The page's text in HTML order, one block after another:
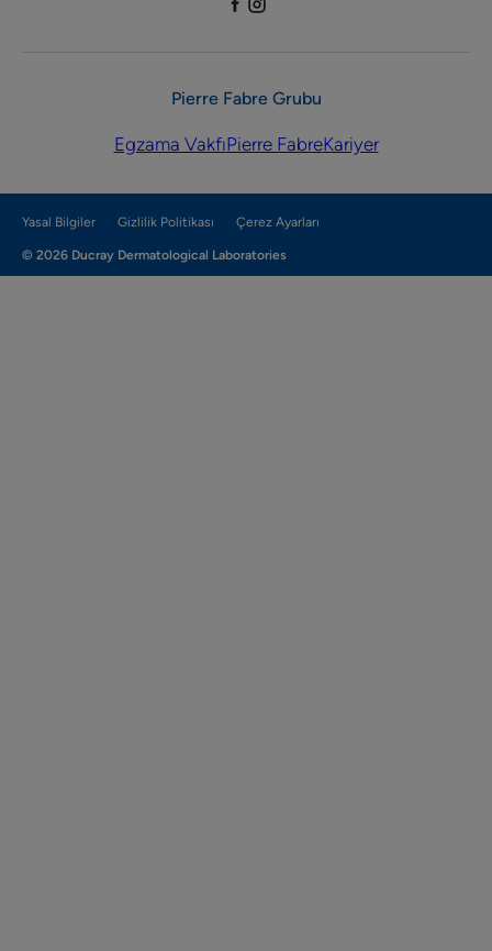
Pierre Fabre Grubu
Egzama VakfıPierre FabreKariyer
Yasal Bilgiler Gizlilik Politikası Çerez Ayarları
© 2026 Ducray Dermatological Laboratories